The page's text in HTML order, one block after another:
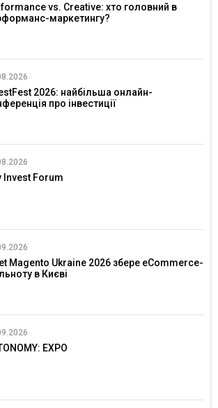
vs. Creative: хто головний в
маркетингу?
2026: найбільша онлайн-
про інвестиції
Invest Forum
Magento Ukraine 2026 збере eCommerce-
в Києві
EXPO